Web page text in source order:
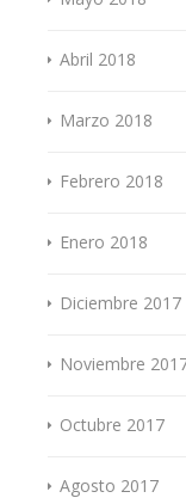
Abril 2018
Marzo 2018
Febrero 2018
Enero 2018
Diciembre 2017
Noviembre
Octubre 2017
Agosto 2017